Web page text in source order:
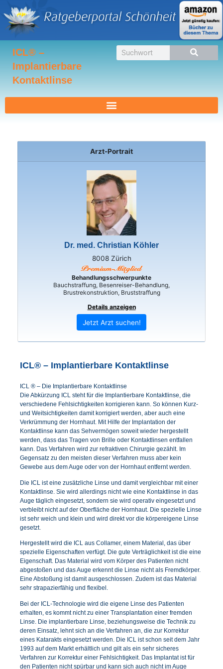
Inhalt
springen
ICL® –
Implantierbare
Kontaktlinse
Suche
Arzt-Portrait
Dr. med. Christian Köhler
8008 Zürich
Behandlungsschwerpunkte
Bauchstraffung, Besenreiser-Behandlung,
Brustrekonstruktion, Bruststraffung
Details anzeigen
Jetzt Arzt suchen!
ICL® – Implantierbare Kontaktlinse
ICL ® – Die Implantierbare Kontaktlinse
Die Abkürzung ICL steht für die Implantierbare Kontaktlinse, die
verschiedene Fehlsichtigkeiten korrigieren kann. So können Kurz-
und Weitsichtigkeiten damit korrigiert werden, aber auch eine
Verkrümmung der Hornhaut. Mit Hilfe der Implantation der
Kontaktlinse kann das Sehvermögen soweit wieder hergestellt
werden, dass das Tragen von Brille oder Kontaktlinsen entfallen
kann. Das Verfahren wird zur refraktiven Chirurgie gezählt. Im
Gegensatz zu den meisten dieser Verfahren muss aber kein
Gewebe aus dem Auge oder von der Hornhaut entfernt werden.
Die ICL ist eine zusätzliche Linse und damit vergleichbar mit einer
Kontaktlinse. Sie wird allerdings nicht wie eine Kontaktlinse in das
Auge täglich eingesetzt, sondern sie wird operativ eingesetzt und
verbleibt nicht auf der Oberfläche der Hornhaut. Die spezielle Linse
ist sehr weich und klein und wird direkt vor die körpereigene Linse
gesetzt.
Hergestellt wird die ICL aus Collamer, einem Material, das über
spezielle Eigenschaften verfügt. Die gute Verträglichkeit ist die eine
Eigenschaft. Das Material wird vom Körper des Patienten nicht
abgestoßen und das Auge erkennt die Linse nicht als Fremdkörper.
Eine Abstoßung ist damit ausgeschlossen. Zudem ist das Material
sehr strapazierfähig und flexibel.
Bei der ICL-Technologie wird die eigene Linse des Patienten
erhalten, es kommt nicht zu einer Transplantation einer fremden
Linse. Die implantierbare Linse, beziehungsweise die Technik zu
deren Einsatz, lehnt sich an die Verfahren an, die zur Korrektur
eines Katarakts eingesetzt werden. Die ICL ist schon seit dem Jahr
1993 auf dem Markt erhältlich und gilt als ein sehr sicheres
Verfahren zur Korrektur einer Fehlsichtigkeit. Das Implantat ist für
den Patienten nicht spürbar und kann sich auch nicht im Auge